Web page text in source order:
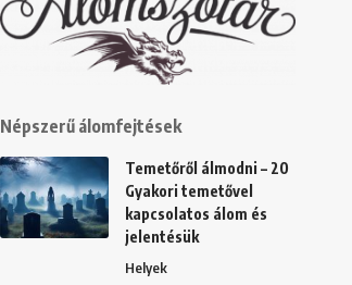
Népszerű álomfejtések
Temetőről álmodni – 20
Gyakori temetővel
kapcsolatos álom és
jelentésük
Helyek